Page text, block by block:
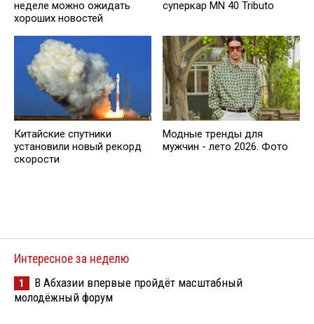
неделе можно ожидать
хороших новостей
суперкар MN 40 Tributo
Китайские спутники
установили новый рекорд
скорости
Модные тренды для
мужчин - лето 2026. Фото
Интересное за неделю
1
В Абхазии впервые пройдёт масштабный
молодёжный форум